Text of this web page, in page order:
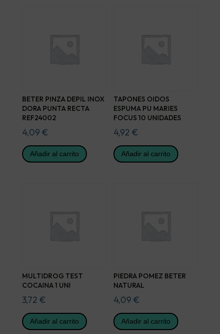
BETER PINZA DEPIL INOX
DORA PUNTA RECTA
REF24002
4,09 €
Añadir al carrito
TAPONES OIDOS
ESPUMA PU MARIES
FOCUS 10 UNIDADES
4,92 €
Añadir al carrito
MULTIDROG TEST
COCAINA 1 UNI
3,72 €
Añadir al carrito
PIEDRA POMEZ BETER
NATURAL
4,09 €
Añadir al carrito